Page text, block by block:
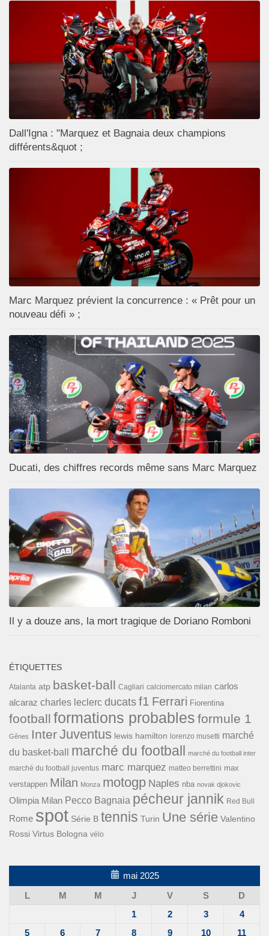
Dall'Igna : "Marquez et Bagnaia deux champions
différents&quot ;
Marc Marquez prévient la concurrence : « Prêt pour un
nouveau défi » ;
Ducati, des chiffres records même sans Marc Marquez
Il y a douze ans, la mort tragique de Doriano Romboni
ÉTIQUETTES
Atalanta atp basket-ball Cagliari calciomercato milan carlos
alcaraz charles leclerc ducats f1 Ferrari Fiorentina
football formations probables formule 1
Gênes InterJuventus lewis hamilton lorenzo musetti marché
du basket-ball
marché du football marché du football inter
marché du football juventus marc marquez matteo berrettini max
verstappen Milan Monza motogp Naples nba novak djokovic
Olimpia Milan Pecco Bagnaia pécheur jannik Red Bull
Rome spot Série B tennis Turin Une série Valentino
Rossi Virtus Bologna vélo
mai 2025
L
M M J V S
D
1
2 3
4
5
6 7 8 9 10 11